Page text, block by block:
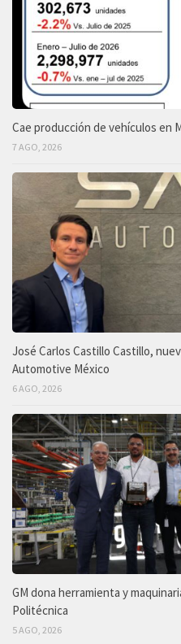
Cae producción de vehículos en
7 AGO, 2026
José Carlos Castillo Castillo,
Automotive México
6 AGO, 2026
GM dona herramienta y
Politécnica
5 AGO, 2026